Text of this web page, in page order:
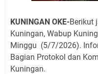
KUNINGAN OKE-Berikut
Kuningan, Wabup
Minggu (5/7/2026).
Bagian Protokol dan
Kuningan.